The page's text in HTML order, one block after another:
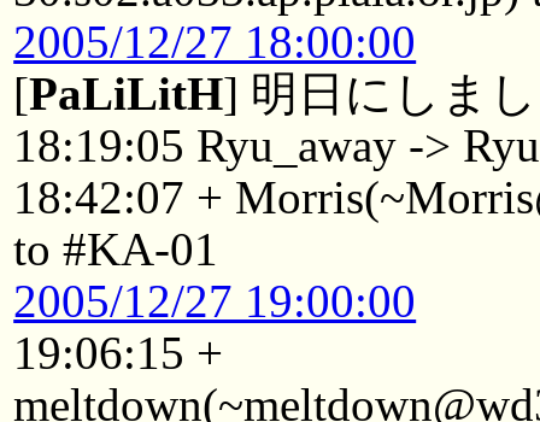
2005/12/27 18:00:00
[PaLiLitH] 明日にしま
18:19:05 Ryu_away -> Ryu
18:42:07 +
to #KA-01
2005/12/27 19:00:00
19:06:15 +